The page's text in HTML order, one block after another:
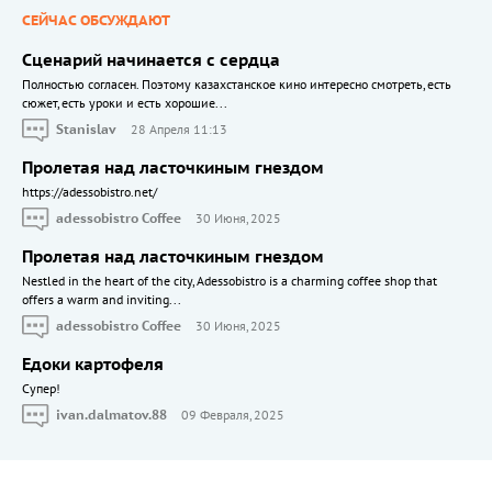
СЕЙЧАС ОБСУЖДАЮТ
Сценарий начинается с сердца
Полностью согласен. Поэтому казахстанское кино интересно смотреть, есть
сюжет, есть уроки и есть хорошие...
Stanislav
28 Апреля 11:13
Пролетая над ласточкиным гнездом
https://adessobistro.net/
adessobistro Coffee
30 Июня, 2025
Пролетая над ласточкиным гнездом
Nestled in the heart of the city, Adessobistro is a charming coffee shop that
offers a warm and inviting...
adessobistro Coffee
30 Июня, 2025
Едоки картофеля
Cупер!
ivan.dalmatov.88
09 Февраля, 2025